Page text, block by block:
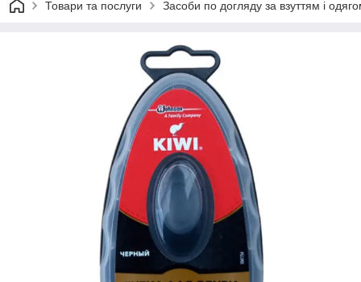
Товари та послуги Засоби по догляду за взуттям і